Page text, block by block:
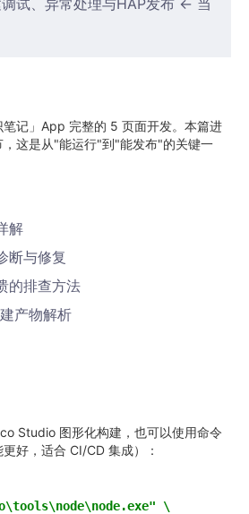
试、异常处理与HAP发布 ← 当
记」App 完整的 5 页面开发。本篇进
，这是从"能运行"到"能发布"的关键一
解
断与修复
的排查方法
产物解析
Studio 图形化构建，也可以使用命令
好，适合 CI/CD 集成）：
\